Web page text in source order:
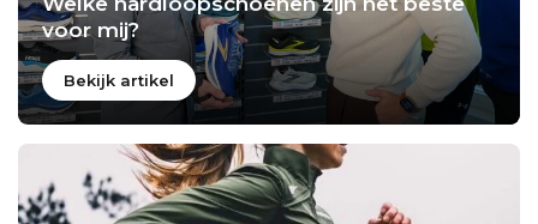
voor mij?
Bekijk artikel